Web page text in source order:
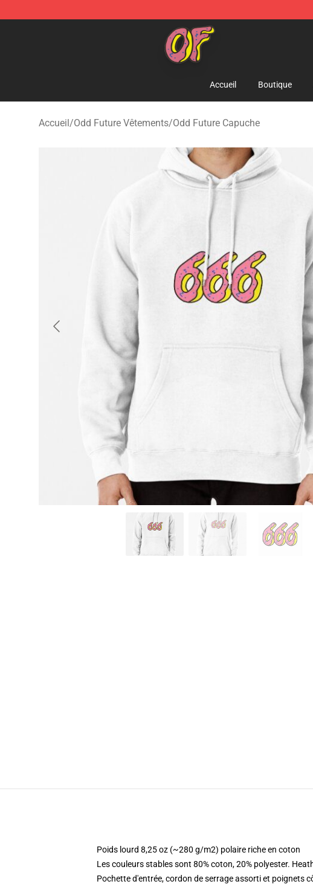
Odd Future Shop - Official Odd Future Merchandise Store
Accueil Boutique
Accueil/Odd Future Vêtements/Odd Future Capuche
Poids lourd 8,25 oz (~280 g/m2) polaire riche en coton
Les couleurs stables sont 80% coton, 20% polyester.
Pochette d'entrée, cordon de serrage assorti et poignets